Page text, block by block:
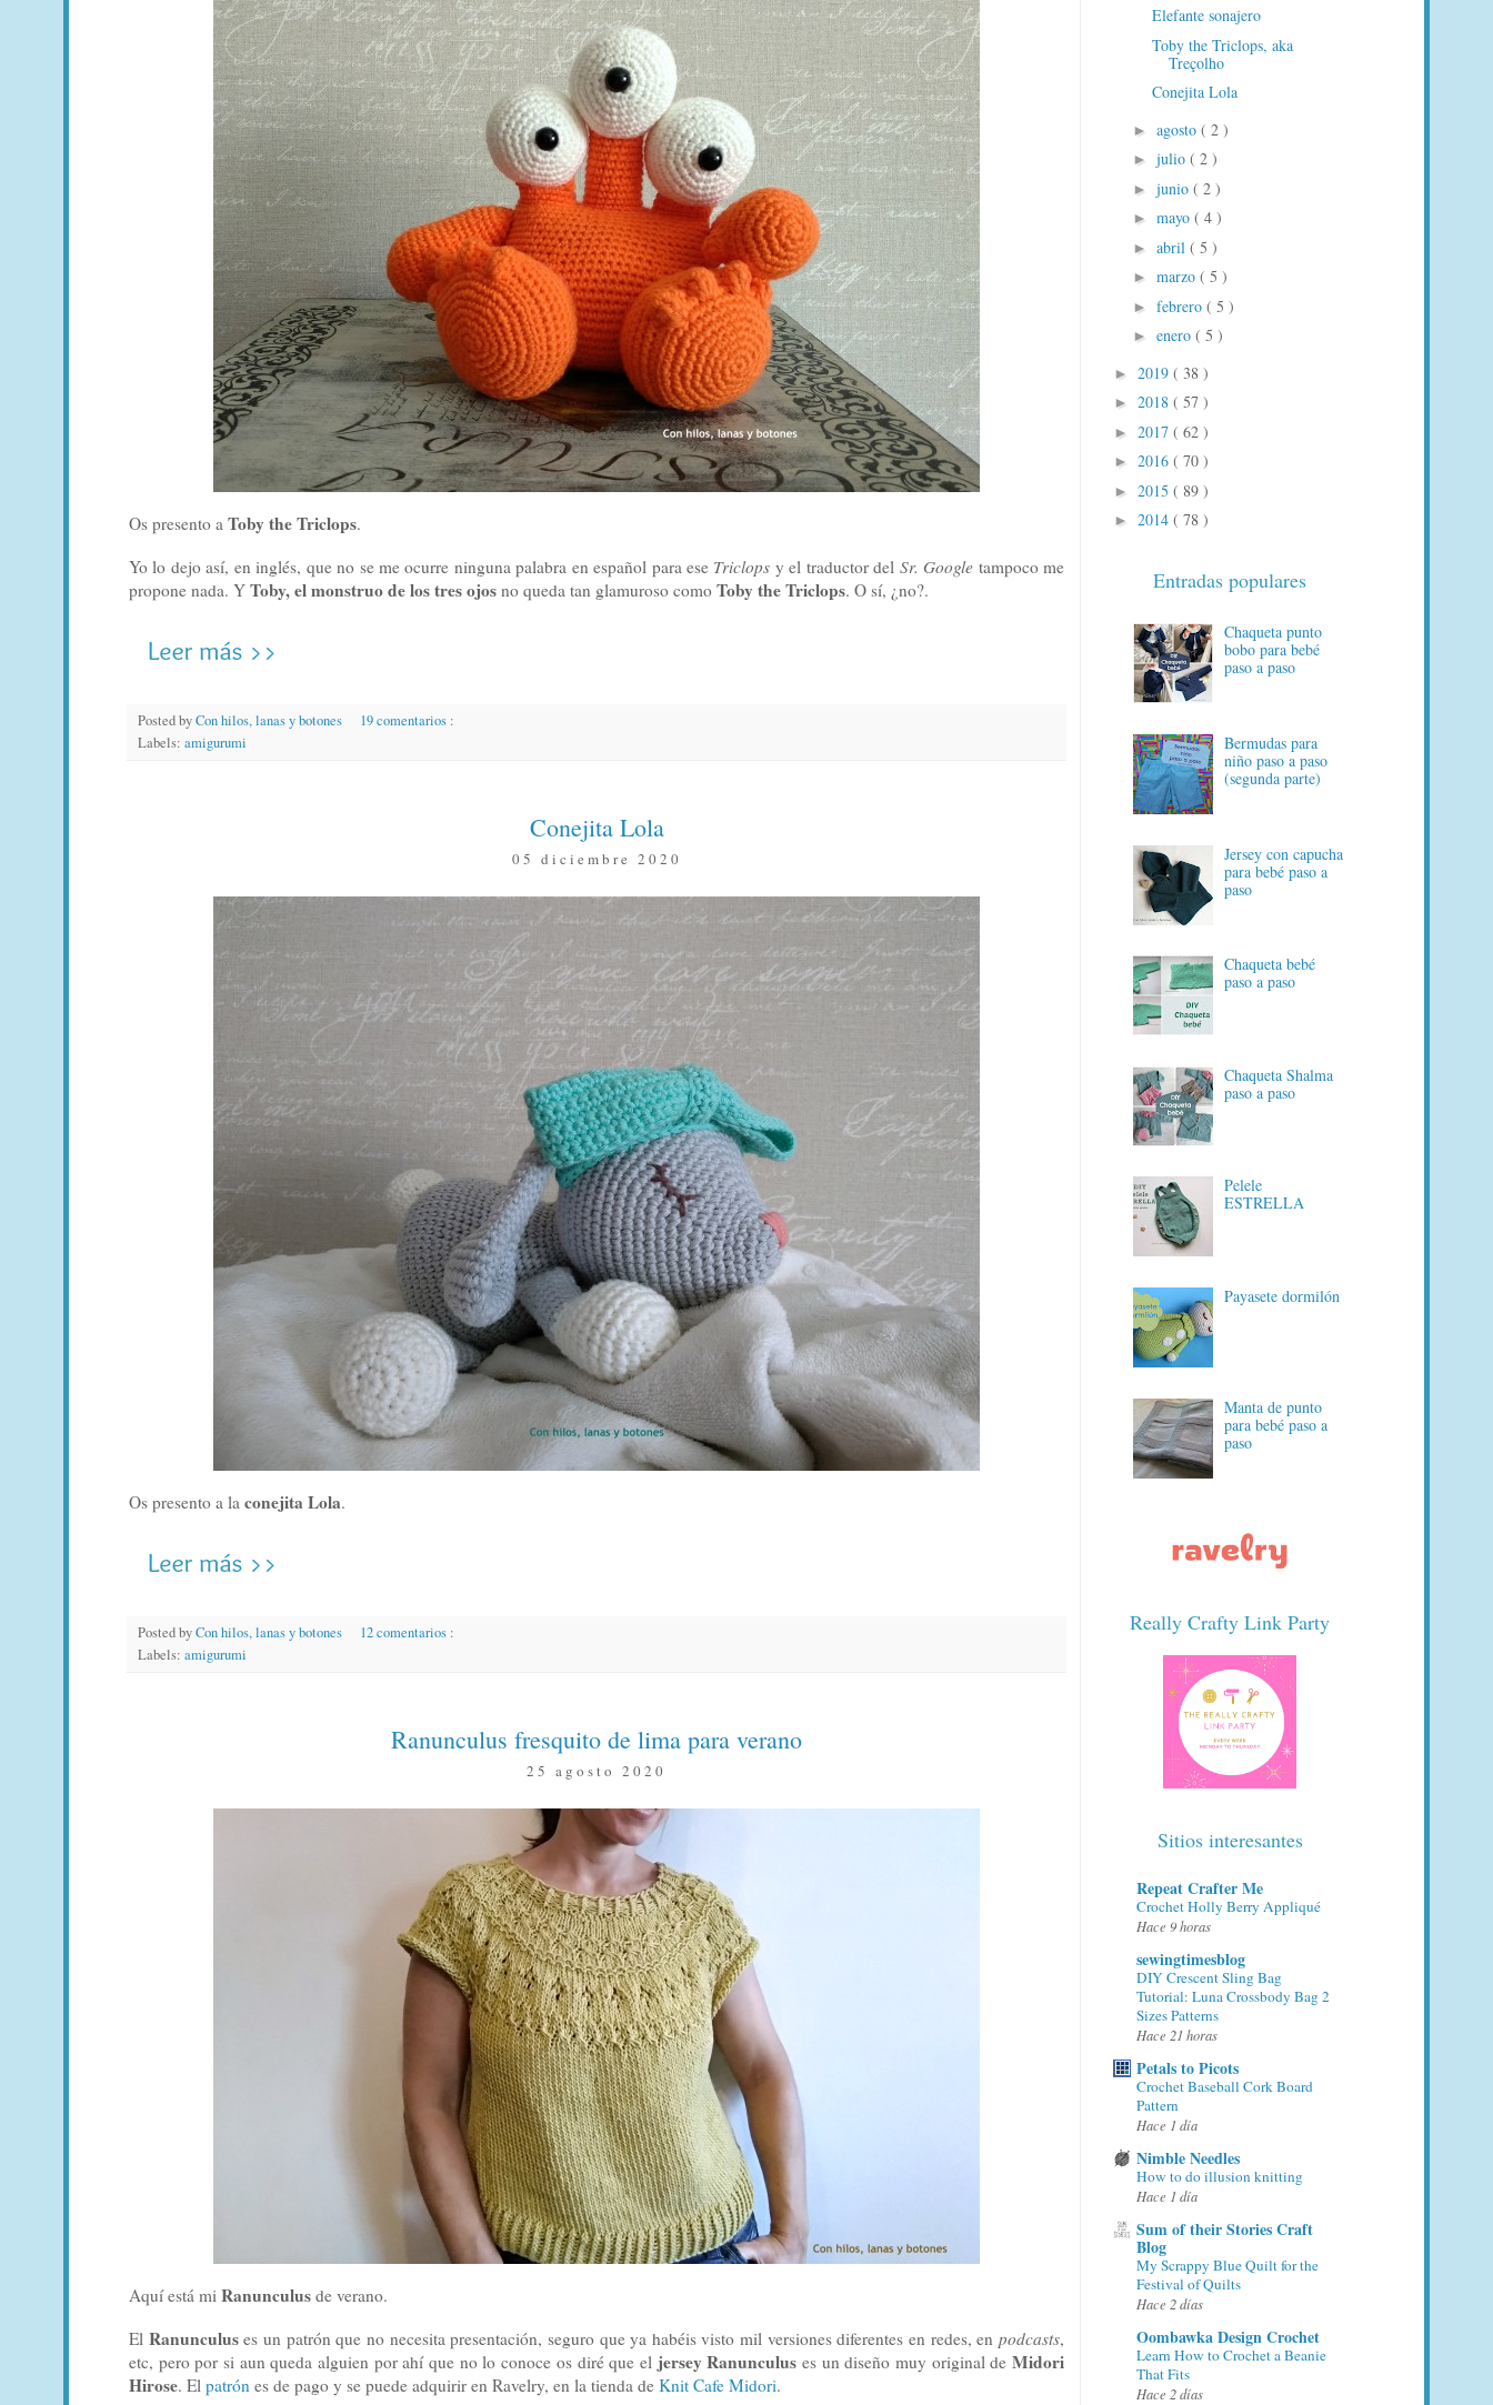
Os presento a Toby the Triclops.
Yo lo dejo así, en inglés, que no se me ocurre ninguna palabra en español para ese Triclops y el traductor del Sr. Google tampoco me
propone nada. Y Toby, el monstruo de los tres ojos no queda tan glamuroso como Toby the Triclops. O sí, ¿no?.
Posted byCon hilos, lanas y botones
19 comentarios :
Labels: amigurumi
Conejita Lola
05 diciembre 2020
Os presento a la conejita Lola.
Posted byCon hilos, lanas y botones
12 comentarios :
Labels: amigurumi
Ranunculus fresquito de lima para verano
25 agosto 2020
Aquí está mi Ranunculus de verano.
El Ranunculuses un patrón que no necesita presentación, seguro que ya habéis visto mil versiones diferentes en redes, enpodcasts,
etc, pero por si aun queda alguien por ahí que no lo conoce os diré que el jersey Ranunculus es un diseño muy original deMidori
Hirose. El patrón es de pago y se puede adquirir en Ravelry, en la tienda de Knit Cafe Midori.
Elefante sonajero
Toby the Triclops, aka
Treçolho
Conejita Lola
► agosto ( 2 )
► julio ( 2 )
► junio ( 2 )
► mayo ( 4 )
► abril ( 5 )
► marzo ( 5 )
► febrero ( 5 )
► enero ( 5 )
► 2019 ( 38 )
► 2018 ( 57 )
► 2017 ( 62 )
► 2016 ( 70 )
► 2015 ( 89 )
► 2014 ( 78 )
Entradas populares
Chaqueta punto
bobo para bebé
paso a paso
Bermudas para
niño paso a paso
(segunda parte)
Jersey con capucha
para bebé paso a
paso
Chaqueta bebé
paso a paso
Chaqueta Shalma
paso a paso
Pelele
ESTRELLA
Payasete dormilón
Manta de punto
para bebé paso a
paso
Really Crafty Link Party
Sitios interesantes
Repeat Crafter Me
Crochet Holly Berry Appliqué
Hace 9 horas
sewingtimesblog
DIY Crescent Sling Bag
Tutorial: Luna Crossbody Bag 2
Sizes Patterns
Hace 21 horas
Petals to Picots
Crochet Baseball Cork Board
Pattern
Hace 1 día
Nimble Needles
How to do illusion knitting
Hace 1 día
Sum of their Stories Craft
Blog
My Scrappy Blue Quilt for the
Festival of Quilts
Hace 2 días
Oombawka Design Crochet
Learn How to Crochet a Beanie
That Fits
Hace 2 días